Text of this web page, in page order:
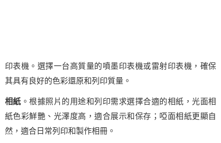
印表機。選擇一台高質量的噴墨印表機或雷射印表機，確保
其具有良好的色彩還原和列印質量。
相紙。根據照片的用途和列印需求選擇合適的相紙，光面相
紙色彩鮮艷、光澤度高，適合展示和保存；啞面相紙更顯自
然，適合日常列印和製作相冊。